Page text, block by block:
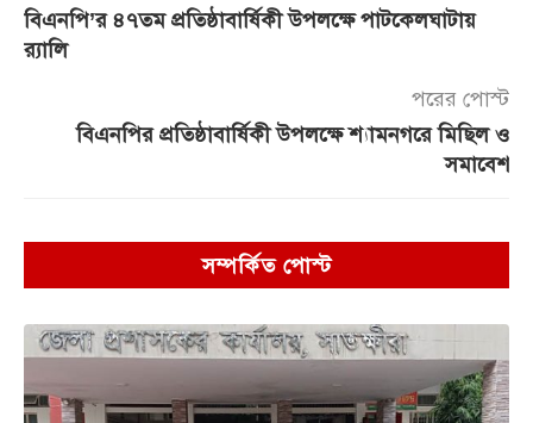
বিএনপি’র ৪৭তম প্রতিষ্ঠাবার্ষিকী উপলক্ষে পাটকেলঘাটায়
র‌্যালি
পরের পোস্ট
বিএনপির প্রতিষ্ঠাবার্ষিকী উপলক্ষে শ্যামনগরে মিছিল ও
সমাবেশ
সম্পর্কিত পোস্ট